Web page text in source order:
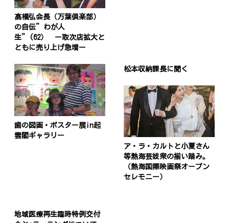
髙橋弘会長（万葉倶楽部）
の自伝”わが人
生”(62） ー取次店拡大と
ともに売り上げ急増ー
歯の図画・ポスター展in起
雲閣ギャラリー
松本収納課長に聞く
ア・ラ・カルトと小夏さん
等熱海芸妓衆の揃い踏み。
（熱海国際映画祭オープン
セレモニー）
地域医療再生臨時特例交付